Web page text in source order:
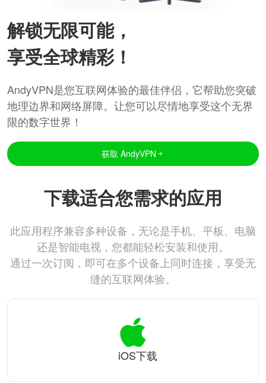
解锁无限可能，
享受全球精彩！
AndyVPN是您互联网体验的最佳伴侣，它帮助您突破
地理边界和网络屏障。让您可以尽情地享受这个无界
限的数字世界！
获取 AndyVPN
下载适合您需求的应用
此应用程序兼容多种设备，无论是手机、平板、电脑
还是智能电视，您都能轻松安装和使用。
通过一次订阅，即可在多个设备上同时连接，享受无
缝的互联网体验。
iOS下载